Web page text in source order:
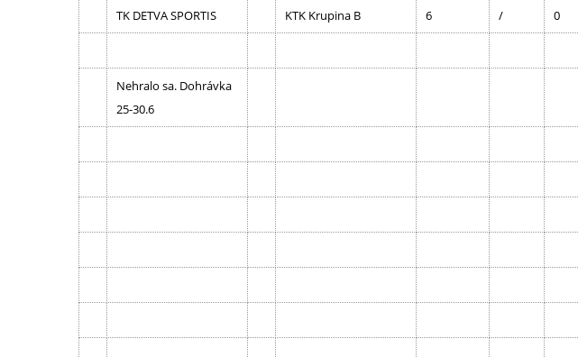
TK DETVA SPORTIS KTK Krupina B 6 / 0
Nehralo sa. Dohrávka
25-30.6